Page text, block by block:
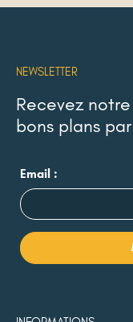
NEWSLETTER
Recevez
bons plans
Email :